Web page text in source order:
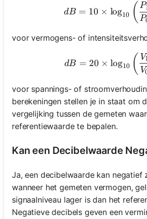
dB =
dB = 10 × log10 ( P
P
voor vermogens- of
dB =
dB = 20 × log10 ( V
V
voor spannings- of
berekeningen stellen je in staat om
vergelijking tussen de gemeten
referentiewaarde te bepalen.
Kan een Decibelwaarde
Ja, een decibelwaarde kan negatief
wanneer het gemeten vermogen,
signaalniveau lager is dan het
Negatieve decibels geven een